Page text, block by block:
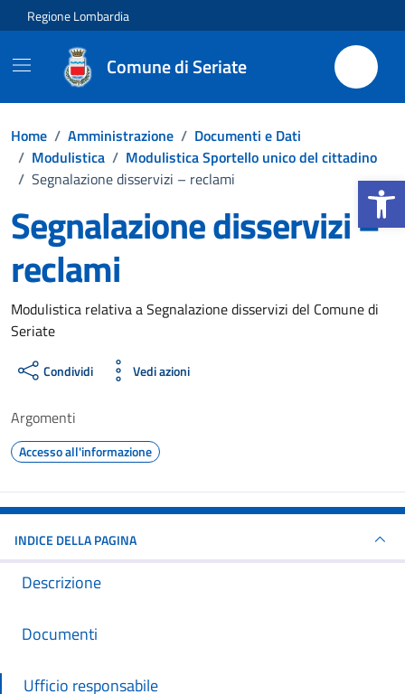
Apri la
Vai ai contenuti
Vai al footer
Regione Lombardia
Comune di Seriate
Home / Amministrazione / Documenti e Dati
/ Modulistica / Modulistica Sportello unico del cittadino
/ Segnalazione disservizi – reclami
Segnalazione disservizi –
reclami
Dettagli del documento
Modulistica relativa a Segnalazione disservizi del Comune di
Seriate
Condividi Vedi azioni
Argomenti
Accesso all'informazione
INDICE DELLA PAGINA
Descrizione
Documenti
Ufficio responsabile